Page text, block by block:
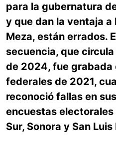
para la gubernatura
y que dan la ventaja
Meza, están errados.
secuencia, que
de 2024, fue grabada
federales de 2021,
reconoció fallas en
encuestas electorales
Sur, Sonora y San Luis